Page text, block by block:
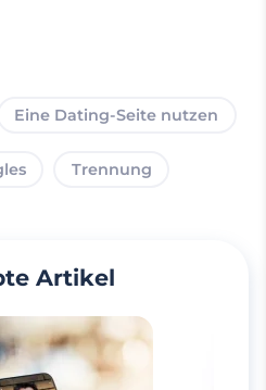
Eine Dating-Seite nutzen
Trennung
Artikel